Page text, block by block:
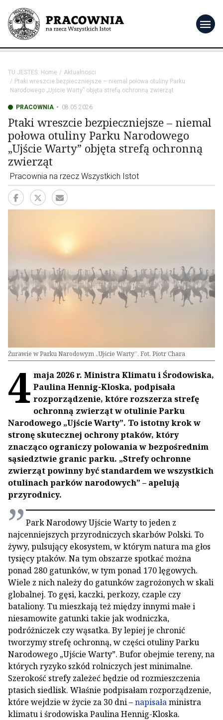
menu
TU JESTEŚ: Home
Aktualności
Ptaki wreszcie bezpieczniejsze – niemal połowa otuliny Parku
Narodowego „Ujście Warty” objęta strefą ochronną zwierząt
PRACOWNIA 08.05.2026
Ptaki wreszcie bezpieczniejsze – niemal
połowa otuliny Parku Narodowego
„Ujście Warty” objęta strefą ochronną
zwierząt
Pracownia na rzecz Wszystkich Istot
Żurawie w Parku Narodowym „Ujście Warty”. Fot. Piotr Chara
4 maja 2026 r. Ministra Klimatu i Środowiska,
Paulina Hennig-Kloska, podpisała
rozporządzenie, które rozszerza strefę
ochronną zwierząt w otulinie Parku
Narodowego „Ujście Warty”. To istotny krok w
stronę skutecznej ochrony ptaków, który
znacząco ograniczy polowania w bezpośrednim
sąsiedztwie granic parku. „Strefy ochronne
zwierząt powinny być standardem we wszystkich
otulinach parków narodowych” – apelują
przyrodnicy.
Park Narodowy Ujście Warty to jeden z
najcenniejszych przyrodniczych skarbów Polski. To
żywy, pulsujący ekosystem, w którym natura ma głos
tysięcy ptaków. Na tym obszarze spotkać można
ponad 280 gatunków, w tym ponad 170 lęgowych.
Wiele z nich należy do gatunków zagrożonych w skali
globalnej. To gęsi, kaczki, perkozy, czaple czy
bataliony. Tu mieszkają też między innymi małe i
niesamowite gatunki takie jak wodniczka,
podróżniczek czy wąsatka. By lepiej je chronić
tworzymy strefę ochronną, w części otuliny Parku
Narodowego „Ujście Warty”. Bufor obejmie tereny, na
których ryzyko szkód rolniczych jest minimalne.
Szerokość strefy zależeć będzie od rozmieszczenia
ptasich siedlisk. Właśnie podpisałam rozporządzenie,
które wejdzie w życie za 30 dni –napisałaministra
klimatu i środowiska Paulina Hennig-Kloska.